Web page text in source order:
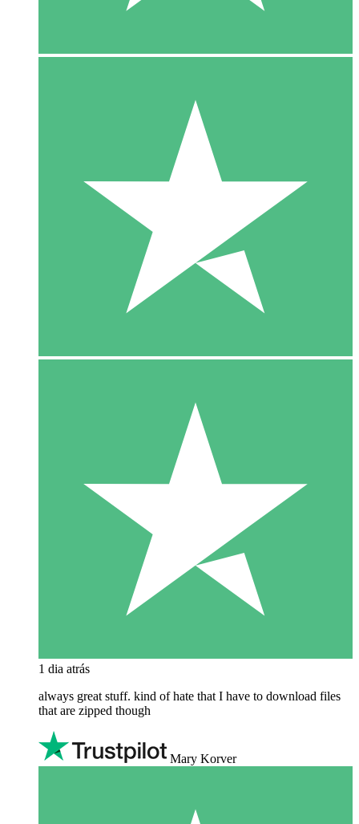
1 dia atrás
always great stuff. kind of hate that I have to download files
that are zipped though
Mary Korver